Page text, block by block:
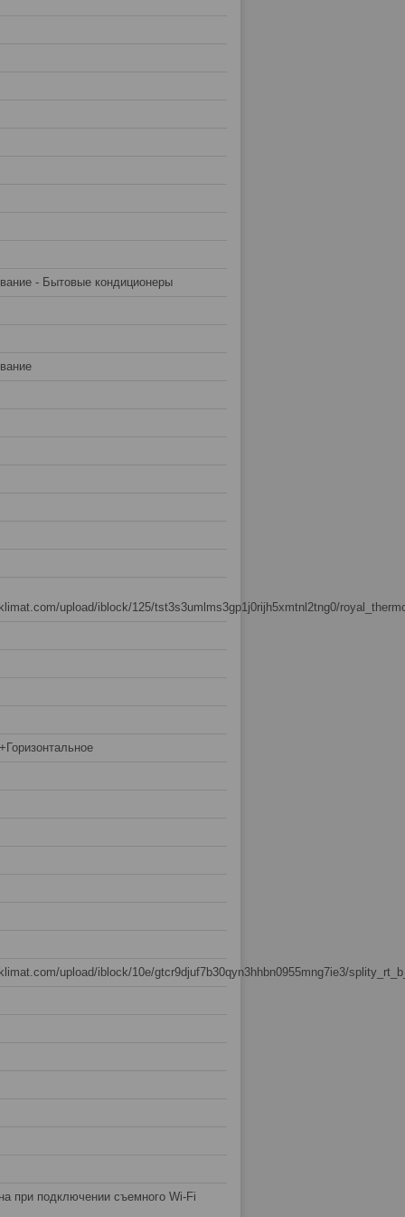
- Бытовые кондиционеры
upload/iblock/125/tst3s3umlms3gp1j0rijh5xmtnl2tng0/
upload/iblock/10e/gtcr9djuf7b30qyn3hhbn0955mng7ie3/
при подключении съемного Wi-Fi